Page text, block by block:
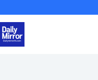
to
content